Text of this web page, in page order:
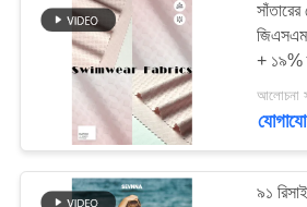
Activewear
ফ্যাব্রিক
+ ১৯%
আলোচনা
৯১